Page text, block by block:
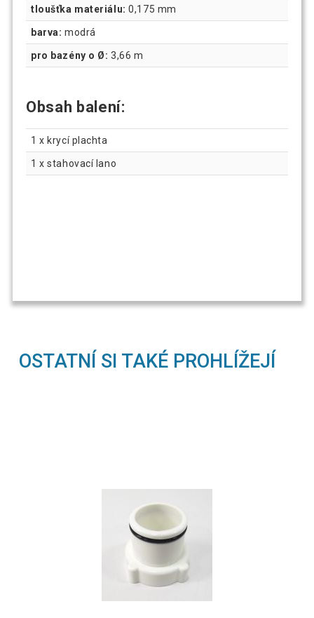
tloušťka materiálu: 0,175 mm
barva: modrá
pro bazény o Ø: 3,66 m
Obsah balení:
1 x krycí plachta
1 x stahovací lano
OSTATNÍ SI TAKÉ PROHLÍŽEJÍ